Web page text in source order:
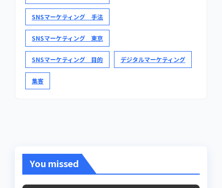
SNSマーケティング 手法
SNSマーケティング 東京
SNSマーケティング 目的 デジタルマーケティング
集客
You missed